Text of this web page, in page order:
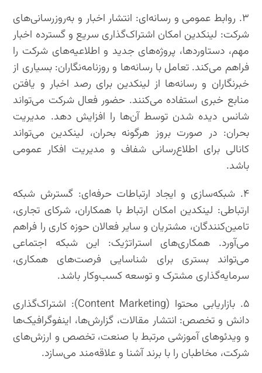
۳. روابط عمومی و رسانه‌ای: انتشار اخبار و به‌روزرسانی‌های
شرکت: لینکدین امکان اشتراک‌گذاری سریع و گسترده اخبار
مهم، دستاوردها، پروژه‌های جدید و اطلاعیه‌های شرکت را
فراهم می‌کند. تعامل با رسانه‌ها و روزنامه‌نگاران: بسیاری از
خبرنگاران و رسانه‌ها از لینکدین برای رصد اخبار و یافتن
منابع خبری استفاده می‌کنند. حضور فعال شرکت می‌تواند
شانس دیده شدن توسط آن‌ها را افزایش دهد. مدیریت
بحران: در صورت بروز هرگونه بحران، لینکدین می‌تواند
کانالی برای اطلاع‌رسانی شفاف و مدیریت افکار عمومی
باشد.
۴. شبکه‌سازی و ایجاد ارتباطات حرفه‌ای: گسترش شبکه
ارتباطی: لینکدین امکان ارتباط با همکاران، شرکای تجاری،
تامین‌کنندگان، مشتریان و سایر فعالان حوزه کاری را فراهم
می‌آورد. همکاری‌های استراتژیک: این شبکه اجتماعی
می‌تواند بستری برای شناسایی فرصت‌های همکاری،
سرمایه‌گذاری مشترک و توسعه کسب‌وکار باشد.
۵. بازاریابی محتوا (Content Marketing): اشتراک‌گذاری
دانش و تخصص: انتشار مقالات، گزارش‌ها، اینفوگرافیک‌ها
و ویدئوهای آموزشی مرتبط با صنعت، تخصص و ارزش‌های
شرکت، مخاطبان را با برند آشنا و علاقه‌مند می‌سازد.